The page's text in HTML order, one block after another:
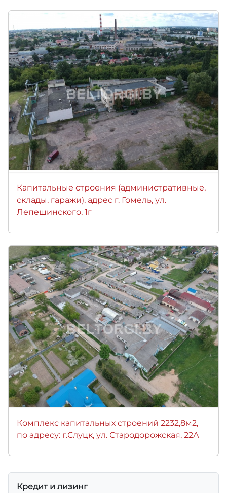
Капитальные строения (административные,
склады, гаражи), адрес г. Гомель, ул.
Лепешинского, 1г
Комплекс капитальных строений 2232,8м2,
по адресу: г.Слуцк, ул. Стародорожская, 22А
Кредит и лизинг